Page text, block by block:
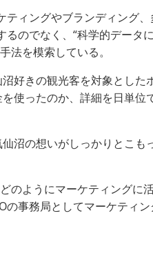
ィングやブランディング
のでなく、“科学的データ
法を模索している。
好きの観光客を対象とした
使ったのか、詳細を日単
の想いがしっかりとこも
ようにマーケティングに
事務局としてマーケティ